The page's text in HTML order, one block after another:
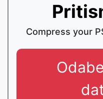
Compress your